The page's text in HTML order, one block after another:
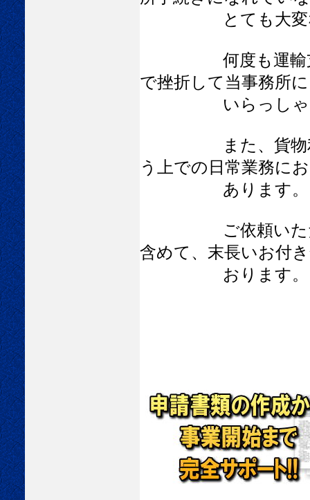
とても大変な
何度も運輸支局
で挫折して当事務所
いらっしゃい
また、貨物利用
う上での日常業務に
あります
ご依頼いただい
含めて、末長いお付
おります。